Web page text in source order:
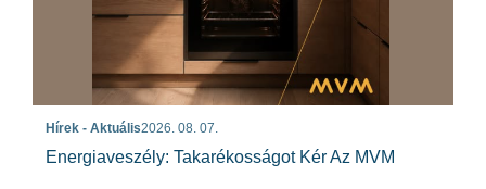
Hírek - Aktuális2026. 08. 07.
Energiaveszély: Takarékosságot Kér Az MVM